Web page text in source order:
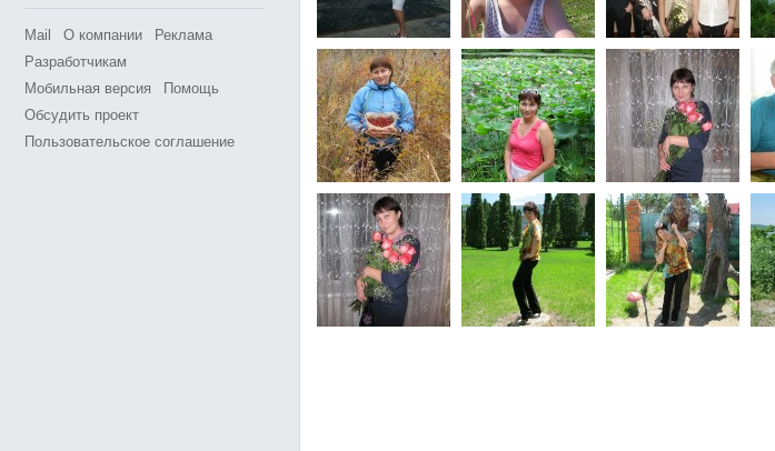
Mail О компании
Реклама
Разработчикам
Мобильная версия
Помощь
Обсудить проект
Пользовательское соглашение